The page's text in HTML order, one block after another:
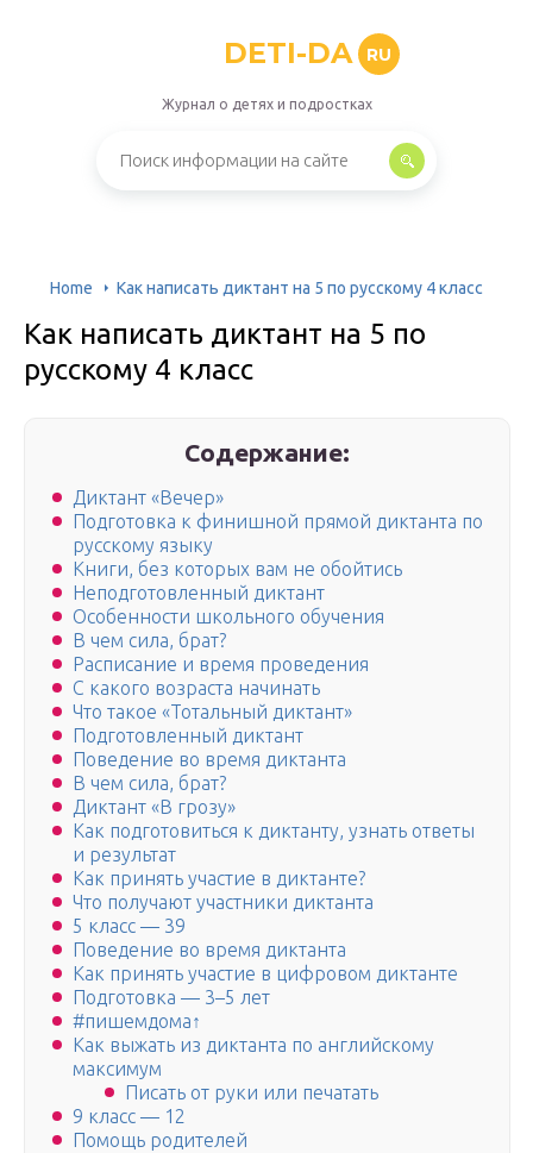
DETI-DA RU
Журнал о детях и подростках
Home Как написать диктант на 5 по русскому 4 класс
Как написать диктант на 5 по
русскому 4 класс
Содержание:
Диктант «Вечер»
Подготовка к финишной прямой диктанта по
русскому языку
Книги, без которых вам не обойтись
Неподготовленный диктант
Особенности школьного обучения
В чем сила, брат?
Расписание и время проведения
С какого возраста начинать
Что такое «Тотальный диктант»
Подготовленный диктант
Поведение во время диктанта
В чем сила, брат?
Диктант «В грозу»
Как подготовиться к диктанту, узнать ответы
и результат
Как принять участие в диктанте?
Что получают участники диктанта
5 класс — 39
Поведение во время диктанта
Как принять участие в цифровом диктанте
Подготовка — 3–5 лет
#пишемдома↑
Как выжать из диктанта по английскому
максимум
Писать от руки или печатать
9 класс — 12
Помощь родителей